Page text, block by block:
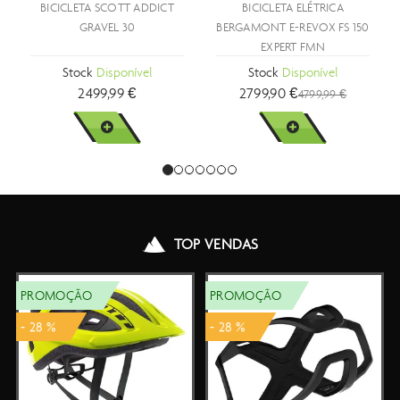
BICICLETA SCOTT ADDICT
GRAVEL 30
Stock Disponível
2499,99 €
VER MAIS
BICICLETA ELÉTRICA
BERGAMONT E-REVOX FS 150
EXPERT FMN
Stock Disponível
2799,90 €4799,99 €
VER MAIS
TOP VENDAS
PROMOÇÃO
- 28 %
PROMOÇÃO
- 28 %